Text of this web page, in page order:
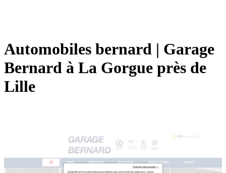
Automobiles bernard | Garage
Bernard à La Gorgue près de
Lille